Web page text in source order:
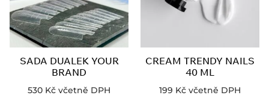
SADA DUALEK YOUR
BRAND
530 Kč včetně DPH
CREAM TRENDY NAILS
40 ML
199 Kč včetně DPH